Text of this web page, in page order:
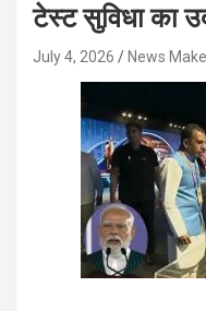
टेस्ट सुविधा का
July 4, 2026 News